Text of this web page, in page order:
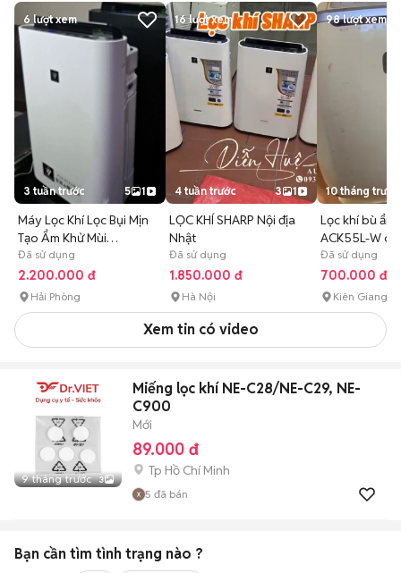
6 lượt xem
3 tuần trước 5 1
Máy Lọc Khí Lọc Bụi Mịn
Tạo Ẩm Khử Mùi
Sharp<38m
Đã sử dụng
2.200.000 đ
Hải Phòng
16lượt xem
4 tuần trước 3 1
LỌC KHÍ SHARP Nội địa
Nhật
Đã sử dụng
1.850.000 đ
Hà Nội
98lượt xem
10 tháng trước
Lọc khí bù ẩm
ACK55L-W
64W
Đã sử dụng
700.000 đ
Kiên Giang
Xem tin có video
9 tháng trước 3
Miếng lọc khí NE-C28/NE-C29, NE-
C900
Mới
89.000 đ
Tp Hồ Chí Minh
5 đã bán
Bạn cần tìm tình trạng nào ?